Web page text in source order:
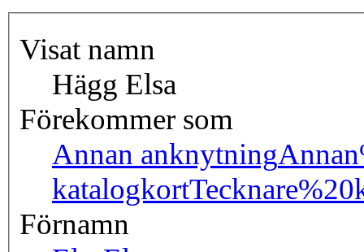
Visat namn
Hägg Elsa
Förekommer som
Annan anknytning
katalogkort
Förnamn